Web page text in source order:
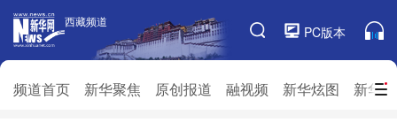
西藏频道
PC版本
频道首页 新华聚焦 原创报道 融视频 新华炫图 新华
西藏频道
频道栏目